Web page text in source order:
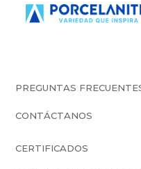
PREGUNTAS
CONTÁCTANOS
CERTIFICADOS